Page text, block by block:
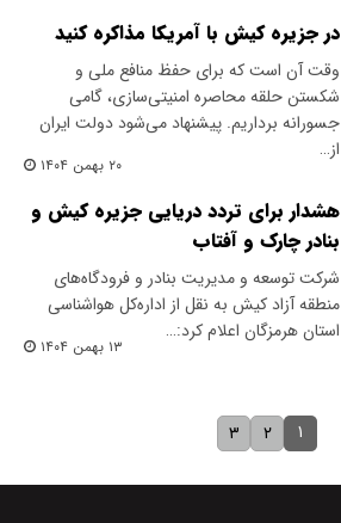
در جزیره کیش با آمریکا مذاکره کنید
وقت آن است که برای حفظ منافع ملی و
شکستن حلقه محاصره امنیتی‌سازی، گامی
جسورانه برداریم. پیشنهاد می‌شود دولت ایران‌
از…
۲۰ بهمن ۱۴۰۴
هشدار برای تردد دریایی جزیره کیش و
بنادر چارک و آفتاب
شرکت توسعه و مدیریت بنادر و فرودگاه‌های
منطقه آزاد کیش به نقل از اداره‌کل هواشناسی
استان هرمزگان اعلام کرد:…
۱۳ بهمن ۱۴۰۴
۱ ۲ ۳